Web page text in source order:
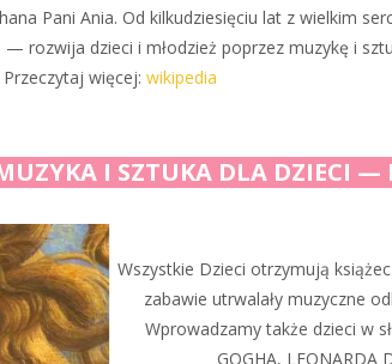
Pani Ania. Od kilkudziesięciu lat z wielkim
rozwija dzieci i młodzież poprzez muzykę i
Przeczytaj więcej: wikipedia
I SZTUKA DLA DZIECI —
Wszystkie Dzieci otrzymują
zabawie utrwalały muzyczne
Wprowadzamy także dzieci w
GOGHA, LEONARDA